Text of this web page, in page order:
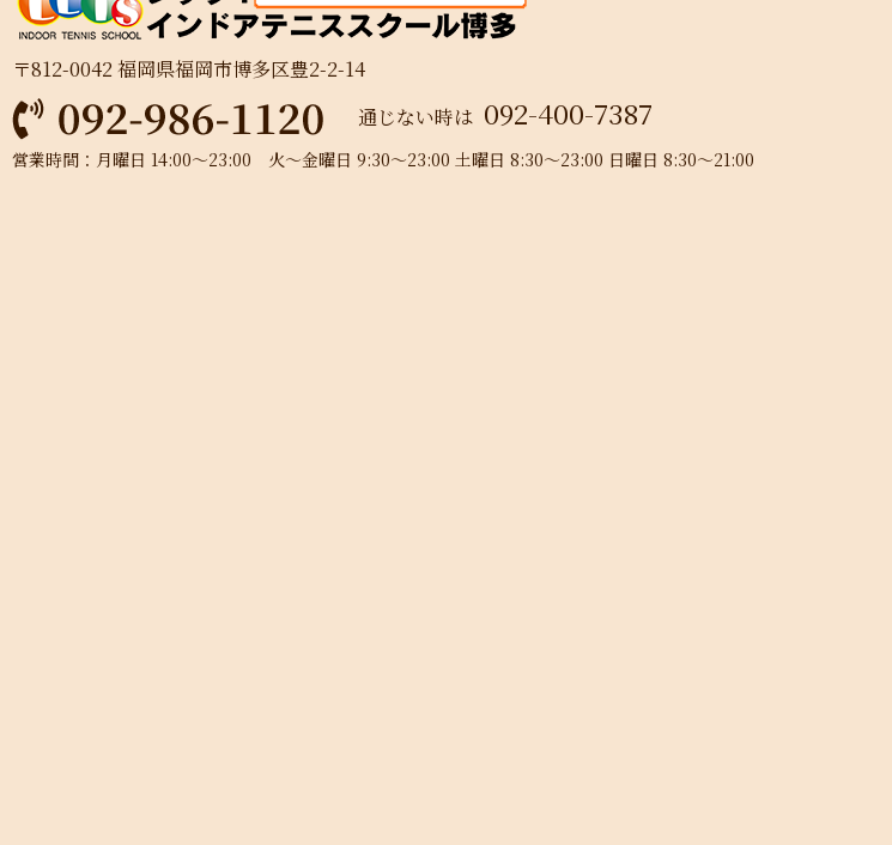
〒812-0042 福岡県福岡市博多区豊2-2-14
通じない時は 092-400-7387
営業時間：月曜日 14:00～23:00 火～金曜日 9:30～23:00 土曜日 8:30～23:00 日曜日 8:30～21:00